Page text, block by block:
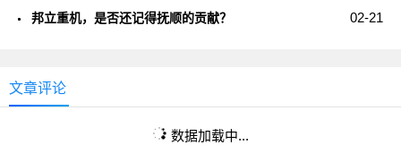
02-21
邦立重机，是否还记得抚顺的贡献？
文章评论
数据加载中...